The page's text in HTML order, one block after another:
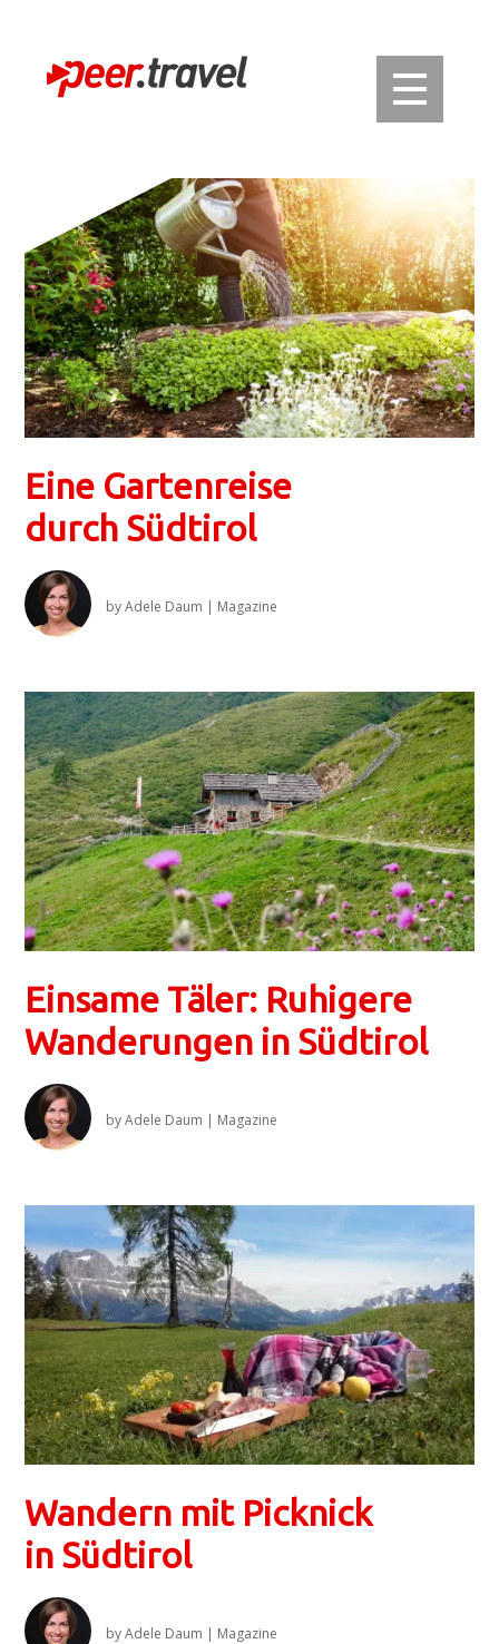
Eine Gartenreise
durch Südtirol
byAdele Daum | Magazine
Einsame Täler: Ruhigere
Wanderungen in Südtirol
byAdele Daum | Magazine
Wandern mit Picknick
in Südtirol
byAdele Daum | Magazine